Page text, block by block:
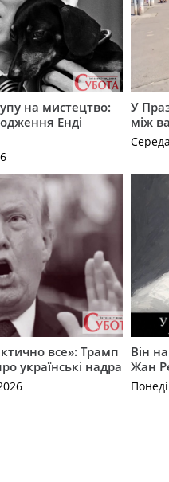
на мистецтво:
Енді
У
між
все»: Трамп
українські надра
Він
Жан